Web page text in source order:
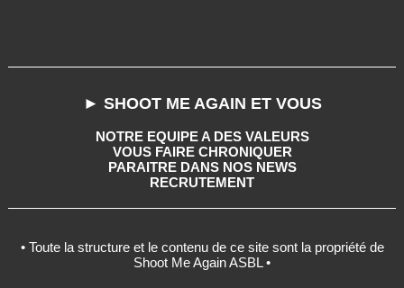
► SHOOT ME AGAIN ET VOUS
NOTRE EQUIPE A DES VALEURS
VOUS FAIRE CHRONIQUER
PARAITRE DANS NOS NEWS
RECRUTEMENT
• Toute la structure et le contenu de ce site sont la propriété de
Shoot Me Again ASBL •